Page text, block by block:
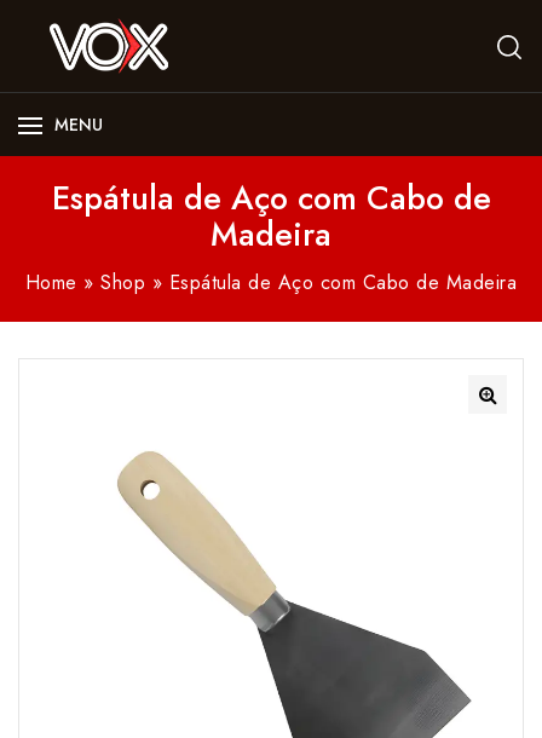
MENU
Espátula de Aço com Cabo de
Madeira
Home »Shop » Espátula de Aço com Cabo de Madeira